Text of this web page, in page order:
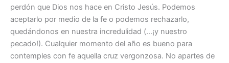
perdón que Dios nos hace en Cristo Jesús. Podemos
aceptarlo por medio de la fe o podemos rechazarlo,
quedándonos en nuestra incredulidad (…¡y nuestro
pecado!). Cualquier momento del año es bueno para
contemples con fe aquella cruz vergonzosa. No apartes de